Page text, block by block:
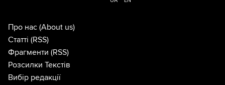
Про нас (About us)
Статті (RSS)
Фрагменти (RSS)
Розсилки Текстів
Вибір редакції